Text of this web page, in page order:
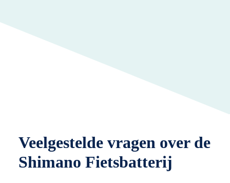
Veelgestelde vragen over de
Shimano Fietsbatterij